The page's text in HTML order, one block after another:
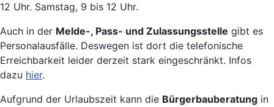
12 Uhr. Samstag, 9 bis 12 Uhr.
Auch in der Melde-, Pass- und Zulassungsstelle gibt es
Personalausfälle. Deswegen ist dort die telefonische
Erreichbarkeit leider derzeit stark eingeschränkt. Infos
dazu hier.
Aufgrund der Urlaubszeit kann die Bürgerbauberatung in